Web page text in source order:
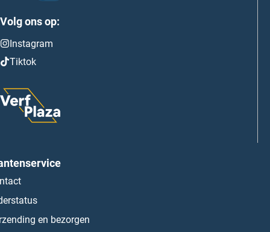
Volg ons op:
Instagram
Tiktok
en bezorgen